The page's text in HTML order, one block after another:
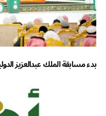
بدء مسابقة الملك عبدالعزيز